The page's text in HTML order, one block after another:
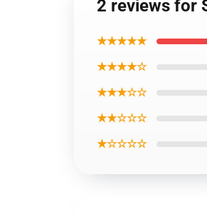
2 reviews for
★★★★★
★★★★☆
★★★☆☆
★★☆☆☆
★☆☆☆☆